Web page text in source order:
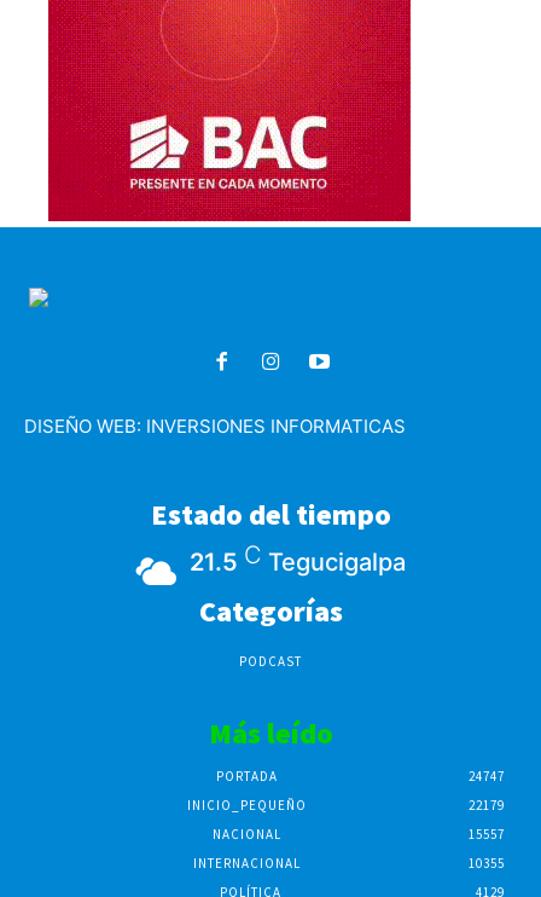
DISEÑO WEB: INVERSIONES INFORMATICAS
Estado del tiempo
21.5 C Tegucigalpa
Categorías
PODCAST
Más leído
PORTADA
24747
INICIO_PEQUEÑO
22179
NACIONAL
15557
INTERNACIONAL
10355
POLÍTICA
4129